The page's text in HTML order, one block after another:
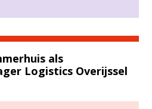
als
Logistics Overijssel